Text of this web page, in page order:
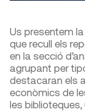
Us presentem
que recull els
en la secció
agrupant per
destacaran els
econòmics de
les biblioteques,